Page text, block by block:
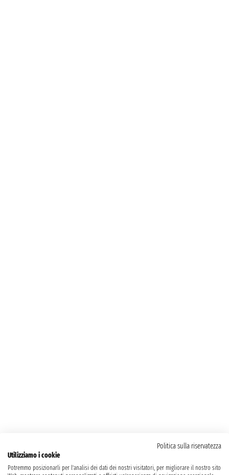
Politica sulla riservatezza
Utilizziamo i cookie
Potremmo posizionarli per l'analisi dei dati dei nostri visitatori, per migliorare il nostro sito